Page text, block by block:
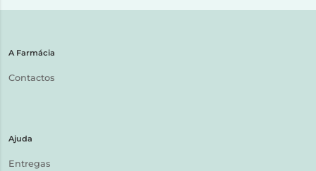
A Farmácia
Contactos
Ajuda
Entregas